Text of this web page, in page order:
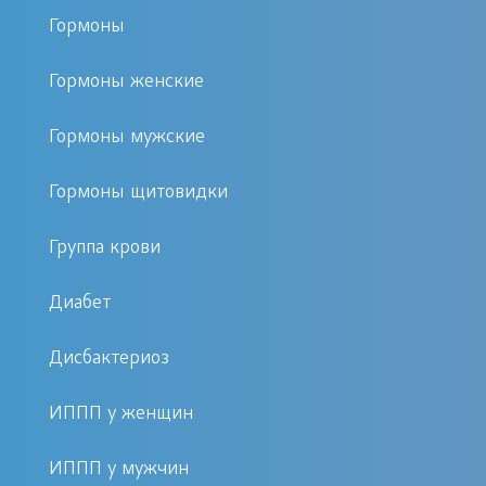
Признаки и симптомы: когда необходимо сдать
анализы на гепатит А
Безжелтушная стадия
утомляемостью;
зудом кожи;
диареей;
рвотой и тошнотой;
Гормоны
Гормоны женские
Гормоны мужские
Гормоны щитовидки
Группа крови
Диабет
Дисбактериоз
ИППП у женщин
ИППП у мужчин